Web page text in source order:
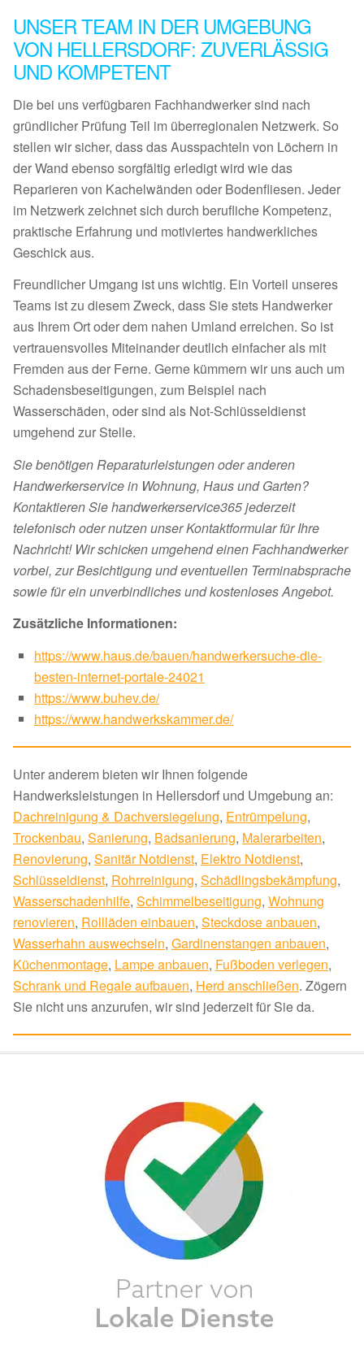
UNSER TEAM IN DER UMGEBUNG
VON HELLERSDORF: ZUVERLÄSSIG
UND KOMPETENT
Die bei uns verfügbaren Fachhandwerker sind nach
gründlicher Prüfung Teil im überregionalen Netzwerk. So
stellen wir sicher, dass das Ausspachteln von Löchern in
der Wand ebenso sorgfältig erledigt wird wie das
Reparieren von Kachelwänden oder Bodenfliesen. Jeder
im Netzwerk zeichnet sich durch berufliche Kompetenz,
praktische Erfahrung und motiviertes handwerkliches
Geschick aus.
Freundlicher Umgang ist uns wichtig. Ein Vorteil unseres
Teams ist zu diesem Zweck, dass Sie stets Handwerker
aus Ihrem Ort oder dem nahen Umland erreichen. So ist
vertrauensvolles Miteinander deutlich einfacher als mit
Fremden aus der Ferne. Gerne kümmern wir uns auch um
Schadensbeseitigungen, zum Beispiel nach
Wasserschäden, oder sind als Not-Schlüsseldienst
umgehend zur Stelle.
Sie benötigen Reparaturleistungen oder anderen
Handwerkerservice in Wohnung, Haus und Garten?
Kontaktieren Sie handwerkerservice365 jederzeit
telefonisch oder nutzen unser Kontaktformular für Ihre
Nachricht! Wir schicken umgehend einen Fachhandwerker
vorbei, zur Besichtigung und eventuellen Terminabsprache
sowie für ein unverbindliches und kostenloses Angebot.
Zusätzliche Informationen:
https://www.haus.de/bauen/handwerkersuche-die-
besten-internet-portale-24021
https://www.buhev.de/
https://www.handwerkskammer.de/
Unter anderem bieten wir Ihnen folgende
Handwerksleistungen in Hellersdorf und Umgebung an:
Dachreinigung & Dachversiegelung, Entrümpelung,
Trockenbau, Sanierung, Badsanierung, Malerarbeiten,
Renovierung, Sanitär Notdienst, Elektro Notdienst,
Schlüsseldienst, Rohrreinigung, Schädlingsbekämpfung,
Wasserschadenhilfe, Schimmelbeseitigung, Wohnung
renovieren, Rollläden einbauen, Steckdose anbauen,
Wasserhahn auswechseln, Gardinenstangen anbauen,
Küchenmontage, Lampe anbauen, Fußboden verlegen,
Schrank und Regale aufbauen, Herd anschließen. Zögern
Sie nicht uns anzurufen, wir sind jederzeit für Sie da.